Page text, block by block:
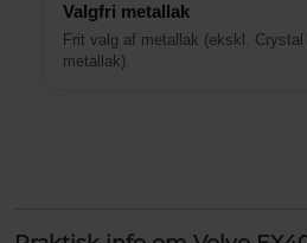
Valgfri metallak
Frit valg af metallak (ekskl.
metallak).